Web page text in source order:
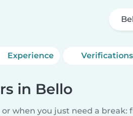
Experience Verifications
in Bello
when you just need a break: